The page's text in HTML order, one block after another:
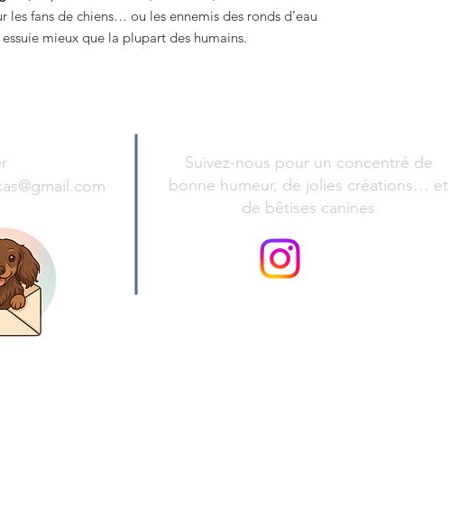
les fans de chiens… ou les ennemis des ronds d’eau
mieux que la plupart des humains.
Suivez-nous pour un concentré de
bonne humeur, de jolies créations… et
de bêtises canines